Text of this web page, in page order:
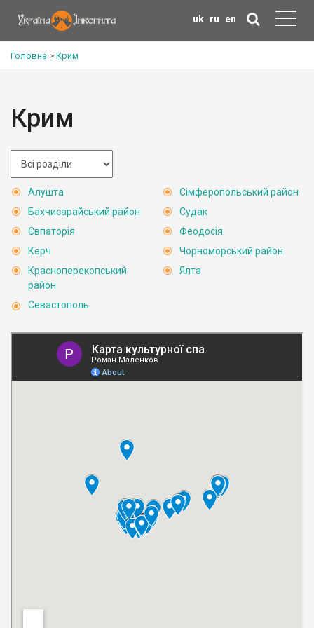
uk ru en
Головна > Крим
Крим
Алушта
Бахчисарайський район
Євпаторія
Керч
Красноперекопський
район
Севастополь
Сімферопольський район
Судак
Феодосія
Чорноморський район
Ялта